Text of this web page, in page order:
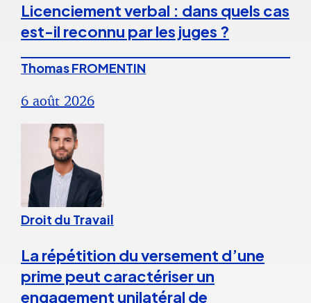
Licenciement verbal : dans quels cas
est-il reconnu par les juges ?
Thomas FROMENTIN
6 août 2026
Droit du Travail
La répétition du versement d’une
prime peut caractériser un
engagement unilatéral de